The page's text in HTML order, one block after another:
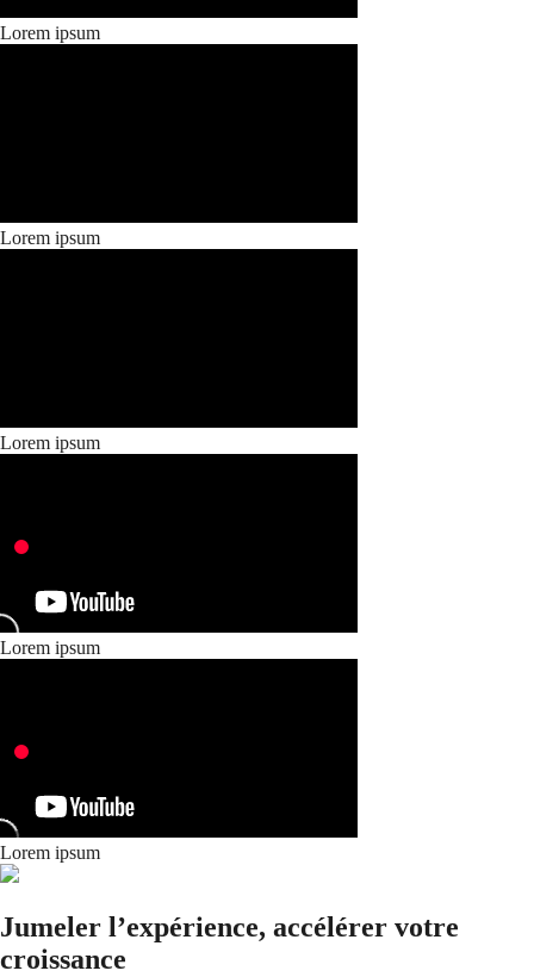
Lorem ipsum
Lorem ipsum
Lorem ipsum
Lorem ipsum
Lorem ipsum
Jumeler l’expérience, accélérer votre
croissance